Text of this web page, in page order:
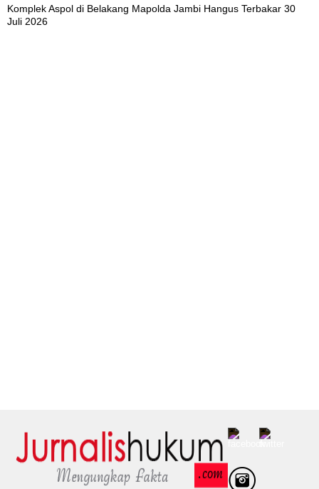
Komplek Aspol di Belakang Mapolda Jambi Hangus Terbakar 30
Juli 2026